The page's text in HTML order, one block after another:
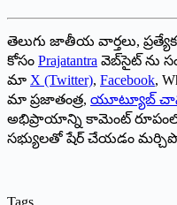
తెలుగు జాతీయ వార్తలు,
కోసం Prajatantra వెబ్‌సైట్ ను
మా X (Twitter), Facebook,
మా ప్రజాతంత్ర, యూట్యూబ్
అభిప్రాయాన్ని కామెంట్ రూపంలో
సభ్యులతో షేర్ చేయడం
Tags